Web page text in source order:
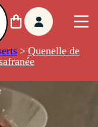
> Quenelle de